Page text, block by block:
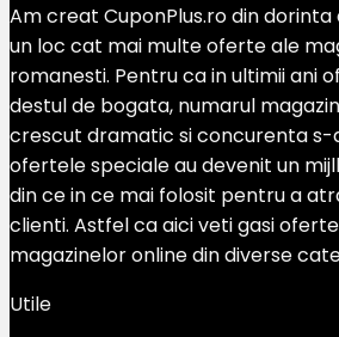
Am creat CuponPlus.ro din
un loc cat mai multe oferte ale
romanesti. Pentru ca in ultimii ani
destul de bogata, numarul
crescut dramatic si concurenta s-
ofertele speciale au devenit un
din ce in ce mai folosit pentru a
clienti. Astfel ca aici veti gasi
magazinelor online din diverse
Utile